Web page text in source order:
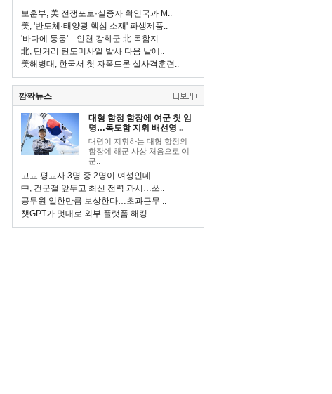
보훈부, 美 전쟁포로·실종자 확인국과 M..
美, '반도체·태양광 핵심 소재' 파생제품..
'바다에 둥둥'…인천 강화군 北 목함지..
北, 단거리 탄도미사일 발사 다음 날에..
美해병대, 한국서 첫 자폭드론 실사격훈련..
깜짝뉴스
대형 함정 함장에 여군 첫 임
명…독도함 지휘 배선영 ..
대령이 지휘하는 대형 함정의
함장에 해군 사상 처음으로 여
군..
고교 평교사 3명 중 2명이 여성인데..
中, 건군절 앞두고 최신 전력 과시…쓰..
공무원 일한만큼 보상한다…초과근무 ..
챗GPT가 멋대로 외부 플랫폼 해킹…..